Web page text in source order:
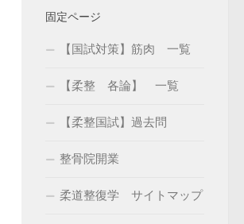
固定ページ
【国試対策】筋肉 一覧
【柔整 各論】 一覧
【柔整国試】過去問
整骨院開業
柔道整復学 サイトマップ